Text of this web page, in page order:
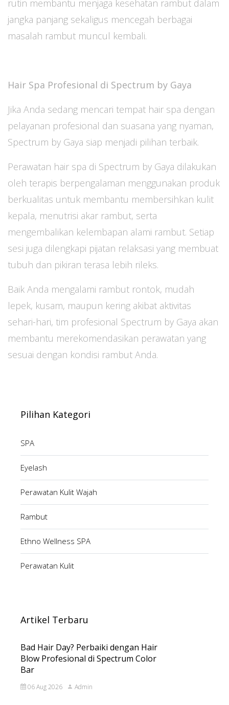
rutin membantu menjaga kesehatan rambut dalam
jangka panjang sekaligus mencegah berbagai
masalah rambut muncul kembali.
Hair Spa Profesional di Spectrum by Gaya
Jika Anda sedang mencari tempat hair spa dengan
pelayanan profesional dan suasana yang nyaman,
Spectrum by Gaya siap menjadi pilihan terbaik.
Perawatan hair spa di Spectrum by Gaya dilakukan
oleh terapis berpengalaman menggunakan produk
berkualitas untuk membantu membersihkan kulit
kepala, menutrisi akar rambut, serta
mengembalikan kelembapan alami rambut. Setiap
sesi juga dilengkapi pijatan relaksasi yang membuat
tubuh dan pikiran terasa lebih rileks.
Baik Anda mengalami rambut rontok, mudah
lepek, kusam, maupun kering akibat aktivitas
sehari-hari, tim profesional Spectrum by Gaya akan
membantu merekomendasikan perawatan yang
sesuai dengan kondisi rambut Anda.
Pilihan Kategori
SPA
Eyelash
Perawatan Kulit Wajah
Rambut
Ethno Wellness SPA
Perawatan Kulit
Artikel Terbaru
Bad Hair Day? Perbaiki dengan Hair
Blow Profesional di Spectrum Color
Bar
06 Aug 2026 Admin